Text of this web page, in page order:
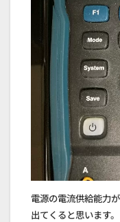
電源の電流供給能力
出てくると思います